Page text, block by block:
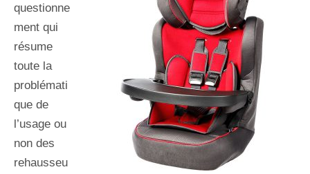
questionne
ment qui
résume
toute la
problémati
que de
l’usage ou
non des
rehausseu